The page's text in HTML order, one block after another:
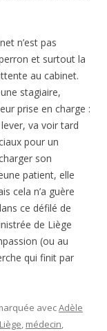
n’est pas
et surtout la
au cabinet.
stagiaire,
prise en charge :
va voir tard
pour un
son
patient, elle
cela n’a guère
ce défilé de
de Liège
(ou au
qui finit par
avecAdèle
Liège, médecin,